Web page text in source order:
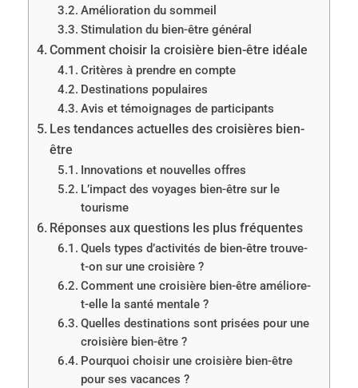
Amélioration du sommeil
Stimulation du bien-être général
Comment choisir la croisière bien-être idéale
Critères à prendre en compte
Destinations populaires
Avis et témoignages de participants
Les tendances actuelles des croisières bien-
être
Innovations et nouvelles offres
L’impact des voyages bien-être sur le
tourisme
Réponses aux questions les plus fréquentes
Quels types d’activités de bien-être trouve-
t-on sur une croisière ?
Comment une croisière bien-être améliore-
t-elle la santé mentale ?
Quelles destinations sont prisées pour une
croisière bien-être ?
Pourquoi choisir une croisière bien-être
pour ses vacances ?